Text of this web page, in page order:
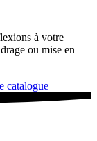
à votre
ou mise en
catalogue